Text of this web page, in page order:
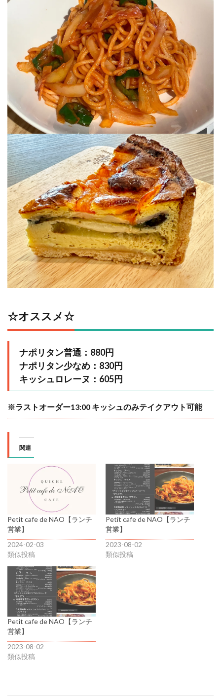
☆オススメ☆
ナポリタン普通：880円
ナポリタン少なめ：830円
キッシュロレーヌ：605円
※ラストオーダー13:00 キッシュのみテイクアウト可能
関連
Petit cafe de NAO【ランチ
営業】
2024-02-03
類似投稿
Petit cafe de NAO【ランチ
営業】
2023-08-02
類似投稿
Petit cafe de NAO【ランチ
営業】
2023-08-02
類似投稿